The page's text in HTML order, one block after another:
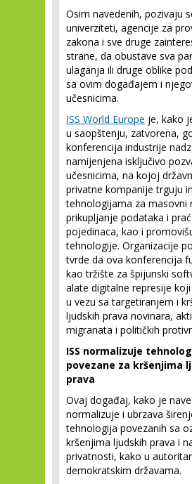
Osim navedenih, pozivaju
univerziteti, agencije za
zakona i sve druge
strane, da obustave sva
ulaganja ili druge oblike
sa ovim događajem i
učesnicima.
ISS World Europe je, kako
u saopštenju, zatvorena,
konferencija industrije
namijenjena isključivo
učesnicima, na kojoj
privatne kompanije trguju
tehnologijama za masovni
prikupljanje podataka i
pojedinaca, kao i
tehnologije. Organizacije
tvrde da ova konferencija
kao tržište za špijunski
alate digitalne represije
u vezu sa targetiranjem i
ljudskih prava novinara,
migranata i političkih
ISS normalizuje
povezane za kršenjima
prava
Ovaj događaj, kako je
normalizuje i ubrzava
tehnologija povezanih sa
kršenjima ljudskih prava i
privatnosti, kako u
demokratskim državama.